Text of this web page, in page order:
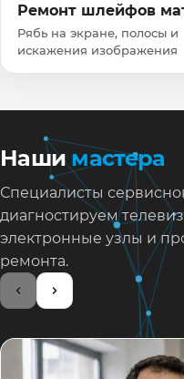
Ремонт шлейфов
Рябь на экране, полосы и
искажения изображения
Нашимастера
Специалисты
диагностируем
электронные узлы и
ремонта.